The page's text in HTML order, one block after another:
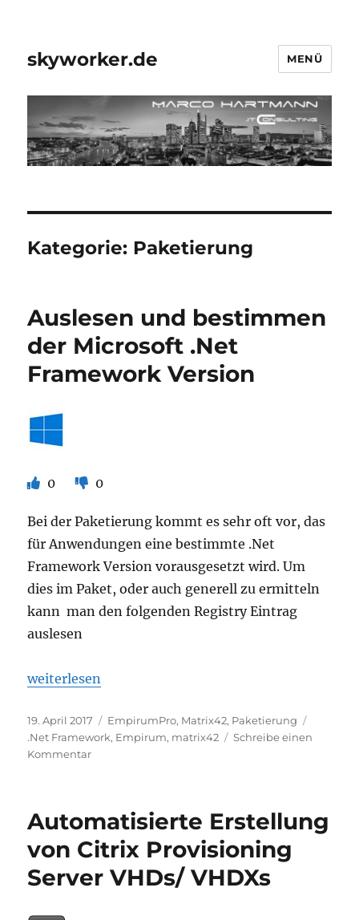
skyworker.de MENÜ
Kategorie: Paketierung
Auslesen und bestimmen
der Microsoft .Net
Framework Version
0 0
Bei der Paketierung kommt es sehr oft vor, das
für Anwendungen eine bestimmte .Net
Framework Version vorausgesetzt wird. Um
dies im Paket, oder auch generell zu ermitteln
kann man den folgenden Registry Eintrag
auslesen
„Auslesen und bestimmen der Microsoft .Net
weiterlesen
Veröffentlicht
am
19. April 2017 Kategorien
EmpirumPro, Matrix42, Paketierung
Schlagwörter
.Net Framework, Empirum, matrix42
Schreibe einen
Kommentarzu
der
Microsoft
.Net
Framework
Version
Automatisierte Erstellung
von Citrix Provisioning
Server VHDs/ VHDXs